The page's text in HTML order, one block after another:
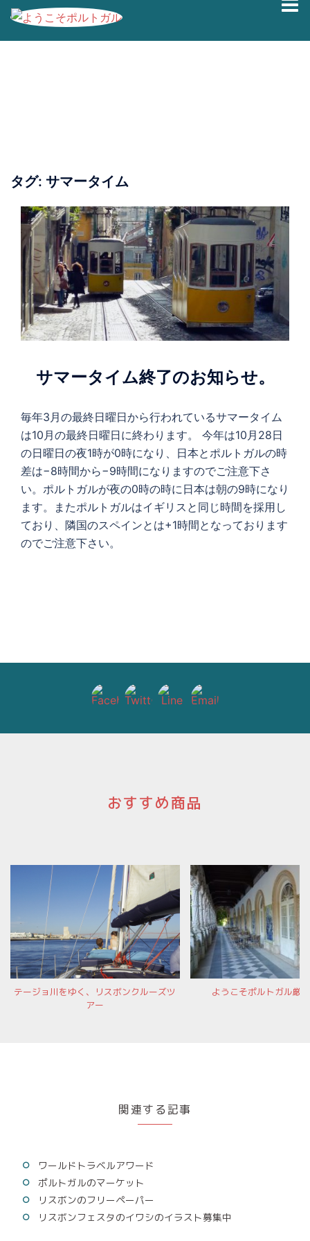
テ
タグ: サマータイム
サマータイム終了のお知らせ。
毎年3月の最終日曜日から行われているサマータイム
は10月の最終日曜日に終わります。 今年は10月28日
の日曜日の夜1時が0時になり、日本とポルトガルの時
差は−8時間から−9時間になりますのでご注意下さ
い。ポルトガルが夜の0時の時に日本は朝の9時になり
ます。またポルトガルはイギリスと同じ時間を採用し
ており、隣国のスペインとは+1時間となっております
のでご注意下さい。
おすすめ商品
テージョ川をゆく、リスボンクルーズツ
アー
ようこそポルトガル厳
関連する記事
ワールドトラベルアワード
ポルトガルのマーケット
リスボンのフリーペーパー
リスボンフェスタのイワシのイラスト募集中